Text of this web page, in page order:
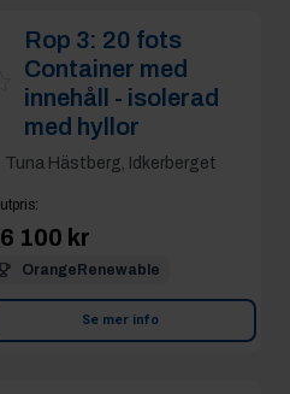
Rop 3: 20 fots
Container med
innehåll - isolerad
med hyllor
Tuna Hästberg, Idkerberget
:
100 kr
OrangeRenewable
Se mer info